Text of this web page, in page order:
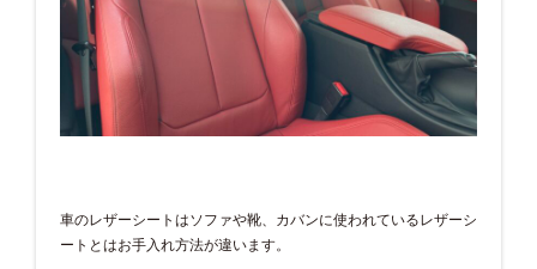
車のレザーシートはソファや靴、カバンに使われているレザーシ
ートとはお手入れ方法が違います。